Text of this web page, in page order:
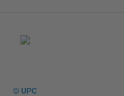
© UPC